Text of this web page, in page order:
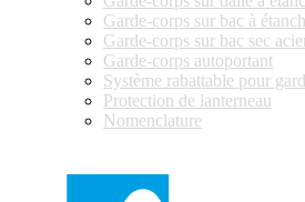
Garde-corps sur bac à
Garde-corps sur bac sec
Garde-corps autoportant
Système rabattable pour
Protection de lanterneau
Nomenclature